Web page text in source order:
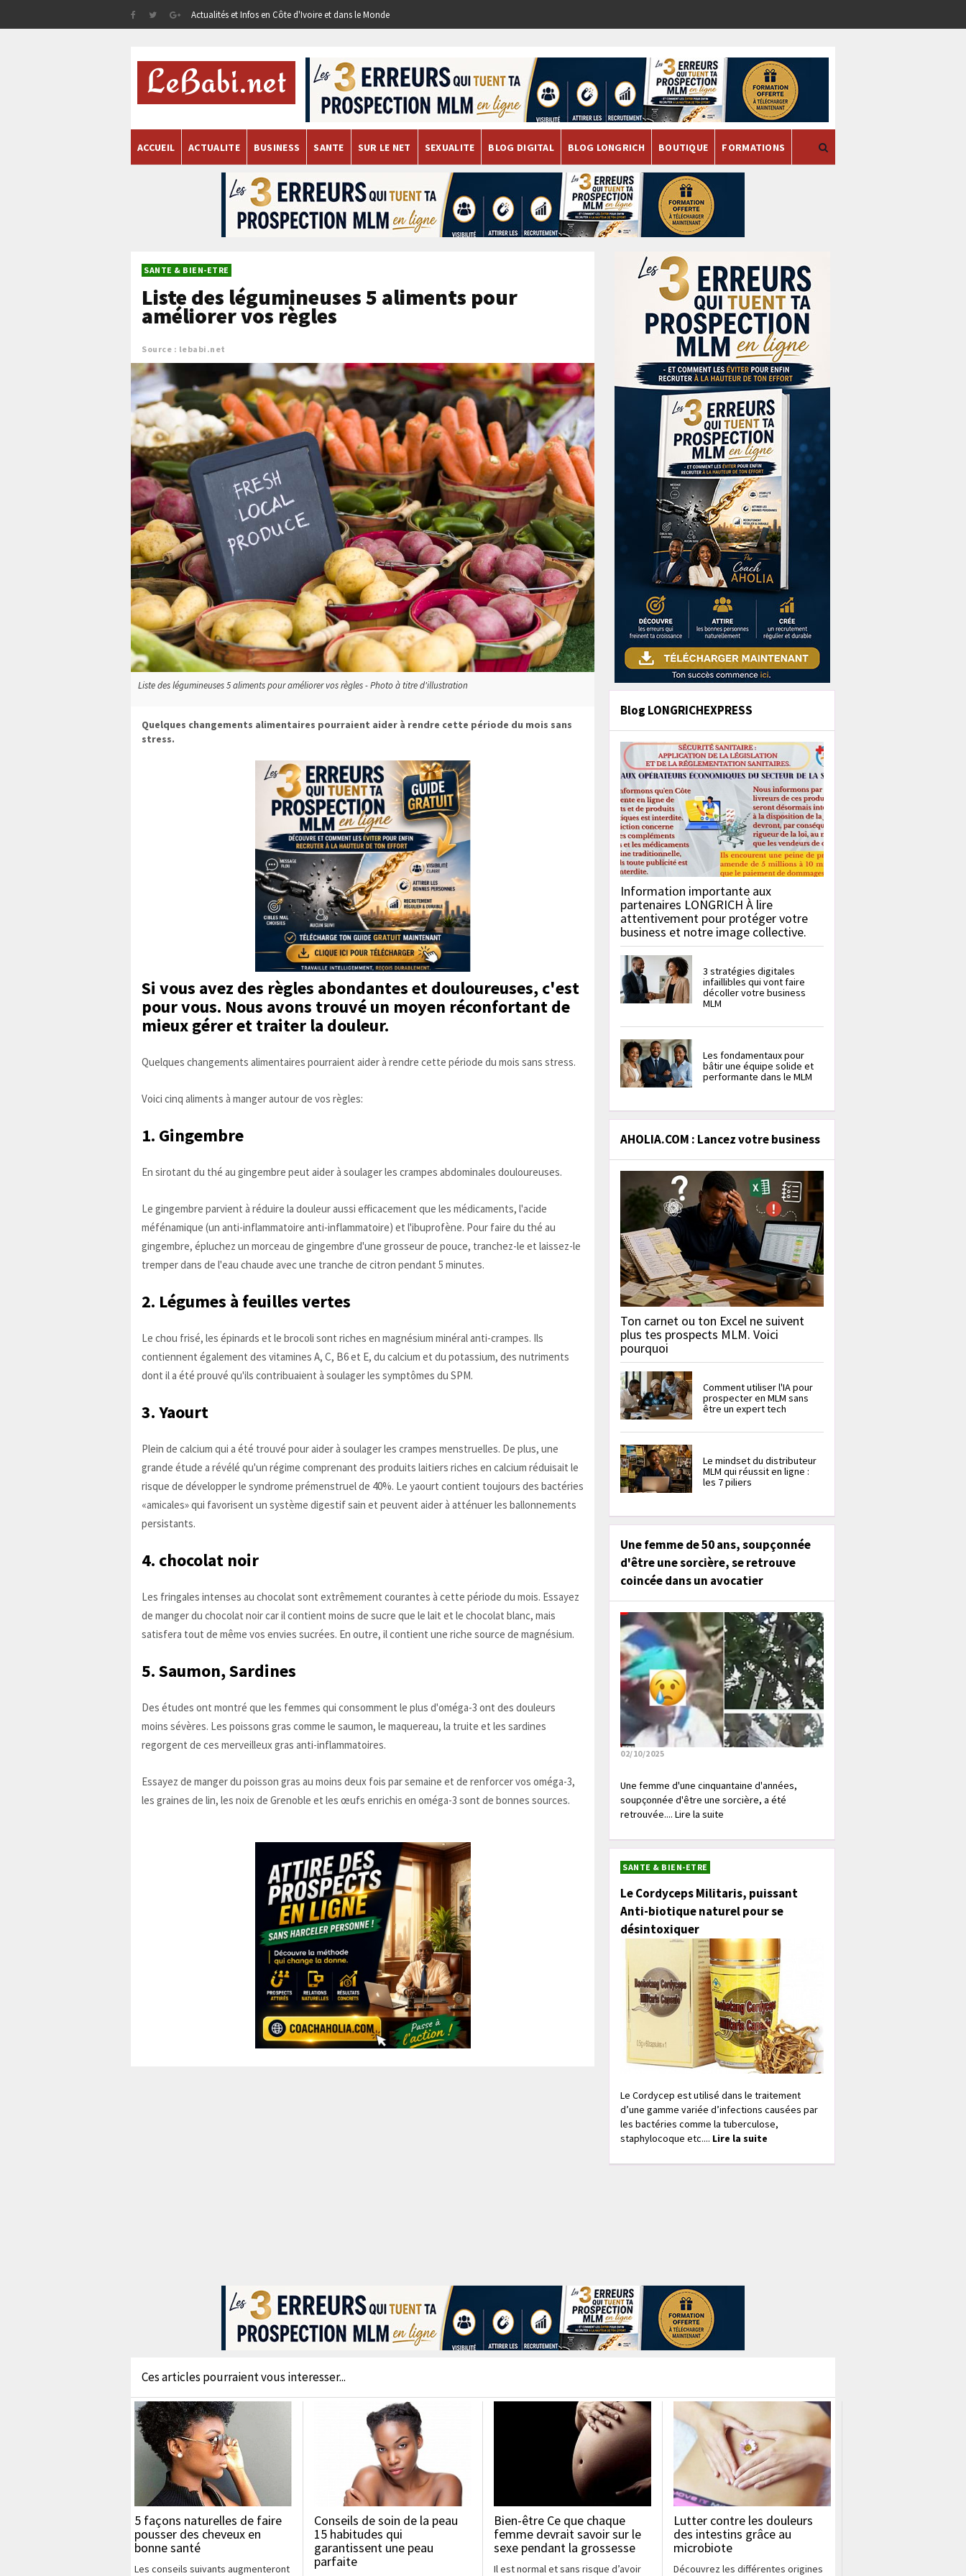
Actualités et Infos en Côte d'Ivoire et dans le Monde
ACCUEIL ACTUALITE BUSINESS SANTE SUR LE NET SEXUALITE BLOG DIGITAL BLOG LONGRICH BOUTIQUE FORMATIONS
SANTE & BIEN-ETRE
Liste des légumineuses 5 aliments pour
améliorer vos règles
Source : lebabi.net
Liste des légumineuses 5 aliments pour améliorer vos règles - Photo à titre d'illustration
Quelques changements alimentaires pourraient aider à rendre cette période du mois sans
stress.
Si vous avez des règles abondantes et douloureuses, c'est
pour vous. Nous avons trouvé un moyen réconfortant de
mieux gérer et traiter la douleur.
Quelques changements alimentaires pourraient aider à rendre cette période du mois sans stress.
Voici cinq aliments à manger autour de vos règles:
1. Gingembre
En sirotant du thé au gingembre peut aider à soulager les crampes abdominales douloureuses.
Le gingembre parvient à réduire la douleur aussi efficacement que les médicaments, l'acide
méfénamique (un anti-inflammatoire anti-inflammatoire) et l'ibuprofène. Pour faire du thé au
gingembre, épluchez un morceau de gingembre d'une grosseur de pouce, tranchez-le et laissez-le
tremper dans de l'eau chaude avec une tranche de citron pendant 5 minutes.
2. Légumes à feuilles vertes
Le chou frisé, les épinards et le brocoli sont riches en magnésium minéral anti-crampes. Ils
contiennent également des vitamines A, C, B6 et E, du calcium et du potassium, des nutriments
dont il a été prouvé qu'ils contribuaient à soulager les symptômes du SPM.
3. Yaourt
Plein de calcium qui a été trouvé pour aider à soulager les crampes menstruelles. De plus, une
grande étude a révélé qu'un régime comprenant des produits laitiers riches en calcium réduisait le
risque de développer le syndrome prémenstruel de 40%. Le yaourt contient toujours des bactéries
«amicales» qui favorisent un système digestif sain et peuvent aider à atténuer les ballonnements
persistants.
4. chocolat noir
Les fringales intenses au chocolat sont extrêmement courantes à cette période du mois. Essayez
de manger du chocolat noir car il contient moins de sucre que le lait et le chocolat blanc, mais
satisfera tout de même vos envies sucrées. En outre, il contient une riche source de magnésium.
5. Saumon, Sardines
Des études ont montré que les femmes qui consomment le plus d'oméga-3 ont des douleurs
moins sévères. Les poissons gras comme le saumon, le maquereau, la truite et les sardines
regorgent de ces merveilleux gras anti-inflammatoires.
Essayez de manger du poisson gras au moins deux fois par semaine et de renforcer vos oméga-3,
les graines de lin, les noix de Grenoble et les œufs enrichis en oméga-3 sont de bonnes sources.
Blog LONGRICHEXPRESS
Information importante aux
partenaires LONGRICH À lire
attentivement pour protéger votre
business et notre image collective.
3 stratégies digitales
infaillibles qui vont faire
décoller votre business
MLM
Les fondamentaux pour
bâtir une équipe solide et
performante dans le MLM
AHOLIA.COM : Lancez votre business
Ton carnet ou ton Excel ne suivent
plus tes prospects MLM. Voici
pourquoi
Comment utiliser l'IA pour
prospecter en MLM sans
être un expert tech
Le mindset du distributeur
MLM qui réussit en ligne :
les 7 piliers
Une femme de 50 ans, soupçonnée
d'être une sorcière, se retrouve
coincée dans un avocatier
02/10/2025
Une femme d'une cinquantaine d'années,
soupçonnée d'être une sorcière, a été
retrouvée.... Lire la suite
SANTE & BIEN-ETRE
Le Cordyceps Militaris, puissant
Anti-biotique naturel pour se
désintoxiquer
Le Cordycep est utilisé dans le traitement
d’une gamme variée d’infections causées par
les bactéries comme la tuberculose,
staphylocoque etc.... Lire la suite
Ces articles pourraient vous interesser...
5 façons naturelles de faire
pousser des cheveux en
bonne santé
Les conseils suivants augmenteront
Conseils de soin de la peau
15 habitudes qui
garantissent une peau
parfaite
Bien-être Ce que chaque
femme devrait savoir sur le
sexe pendant la grossesse
Il est normal et sans risque d’avoir
Lutter contre les douleurs
des intestins grâce au
microbiote
Découvrez les différentes origines